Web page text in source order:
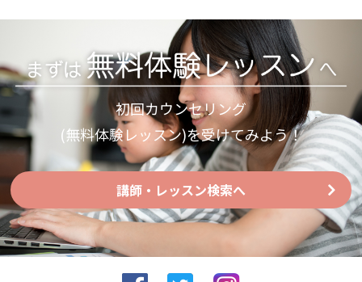
初回カウンセリング
(無料体験レッスン)を受けてみよう！
講師・レッスン検索へ